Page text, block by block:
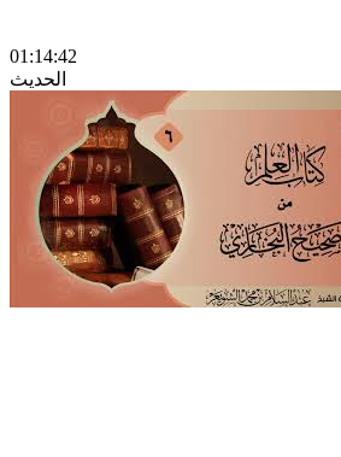
01:14:42
الحديث